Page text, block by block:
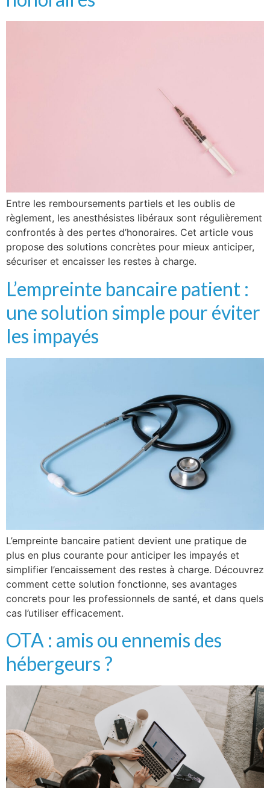
Entre les remboursements partiels et les oublis de
règlement, les anesthésistes libéraux sont régulièrement
confrontés à des pertes d’honoraires. Cet article vous
propose des solutions concrètes pour mieux anticiper,
sécuriser et encaisser les restes à charge.
L’empreinte bancaire patient :
une solution simple pour éviter
les impayés
L’empreinte bancaire patient devient une pratique de
plus en plus courante pour anticiper les impayés et
simplifier l’encaissement des restes à charge. Découvrez
comment cette solution fonctionne, ses avantages
concrets pour les professionnels de santé, et dans quels
cas l’utiliser efficacement.
OTA : amis ou ennemis des
hébergeurs ?